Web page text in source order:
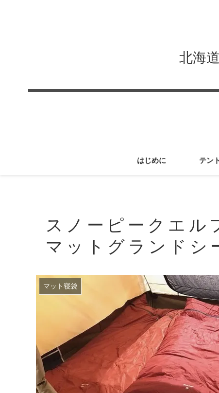
北海
はじめに テント
スノーピークエル
マットグランドシ
マット寝袋